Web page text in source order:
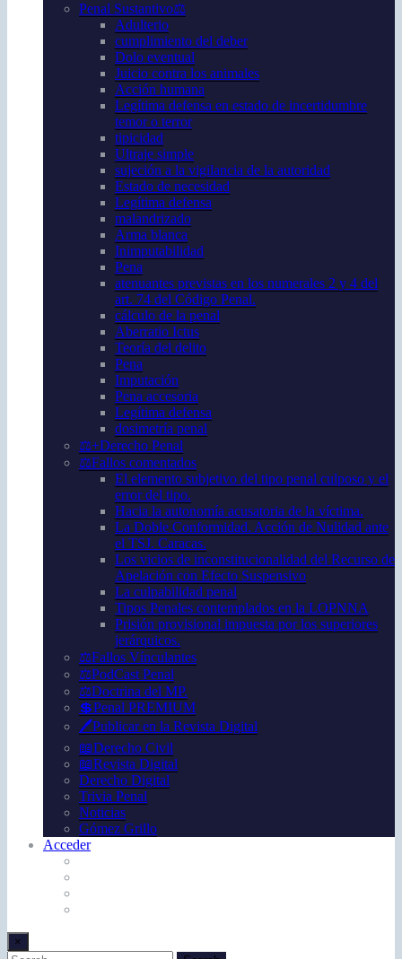
Penal Sustantivo⚖️
Adulterio
cumplimiento del deber
Dolo eventual
Juicio contra los animales
Acción humana
Legítima defensa en estado de incertidumbre
temor o terror
tipicidad
Ultraje simple
sujeción a la vigilancia de la autoridad
Estado de necesidad
Legítima defensa
malandrizado
Arma blanca
Inimputabilidad
Pena
atenuantes previstas en los numerales 2 y 4 del
art. 74 del Código Penal.
cálculo de la penal
Aberratio Ictus
Teoría del delito
Pena
Imputación
Pena accesoria
Legítima defensa
dosimetría penal
⚖️+Derecho Penal
⚖️Fallos comentados
El elemento subjetivo del tipo penal culposo y el
error del tipo.
Hacia la autonomía acusatoria de la víctima.
La Doble Conformidad. Acción de Nulidad ante
el TSJ. Caracas.
Los vicios de inconstitucionalidad del Recurso de
Apelación con Efecto Suspensivo
La culpabilidad penal
Tipos Penales contemplados en la LOPNNA
Prisión provisional impuesta por los superiores
jerárquicos.
⚖️Fallos Vínculantes
⚖️PodCast Penal
⚖️Doctrina del MP.
💲Penal PREMIUM
🖊️Publicar en la Revista Digital
📖Derecho Civil
📖Revista Digital
Derecho Digital
Trivia Penal
Noticias
Gómez Grillo
Acceder
×